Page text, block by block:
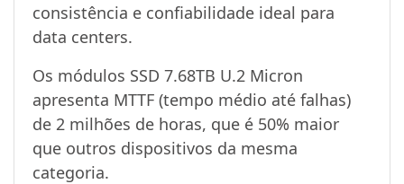
consistência e confiabilidade ideal para
data centers.
Os módulos SSD 7.68TB U.2 Micron
apresenta MTTF (tempo médio até falhas)
de 2 milhões de horas, que é 50% maior
que outros dispositivos da mesma
categoria.